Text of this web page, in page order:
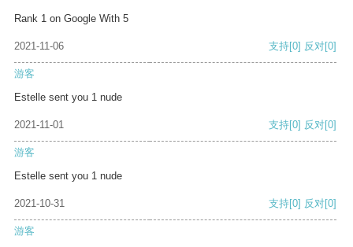
Rank 1 on Google With 5
2021-11-06 支持[0] 反对[0]
游客
Estelle sent you 1 nude
2021-11-01 支持[0] 反对[0]
游客
Estelle sent you 1 nude
2021-10-31 支持[0] 反对[0]
游客